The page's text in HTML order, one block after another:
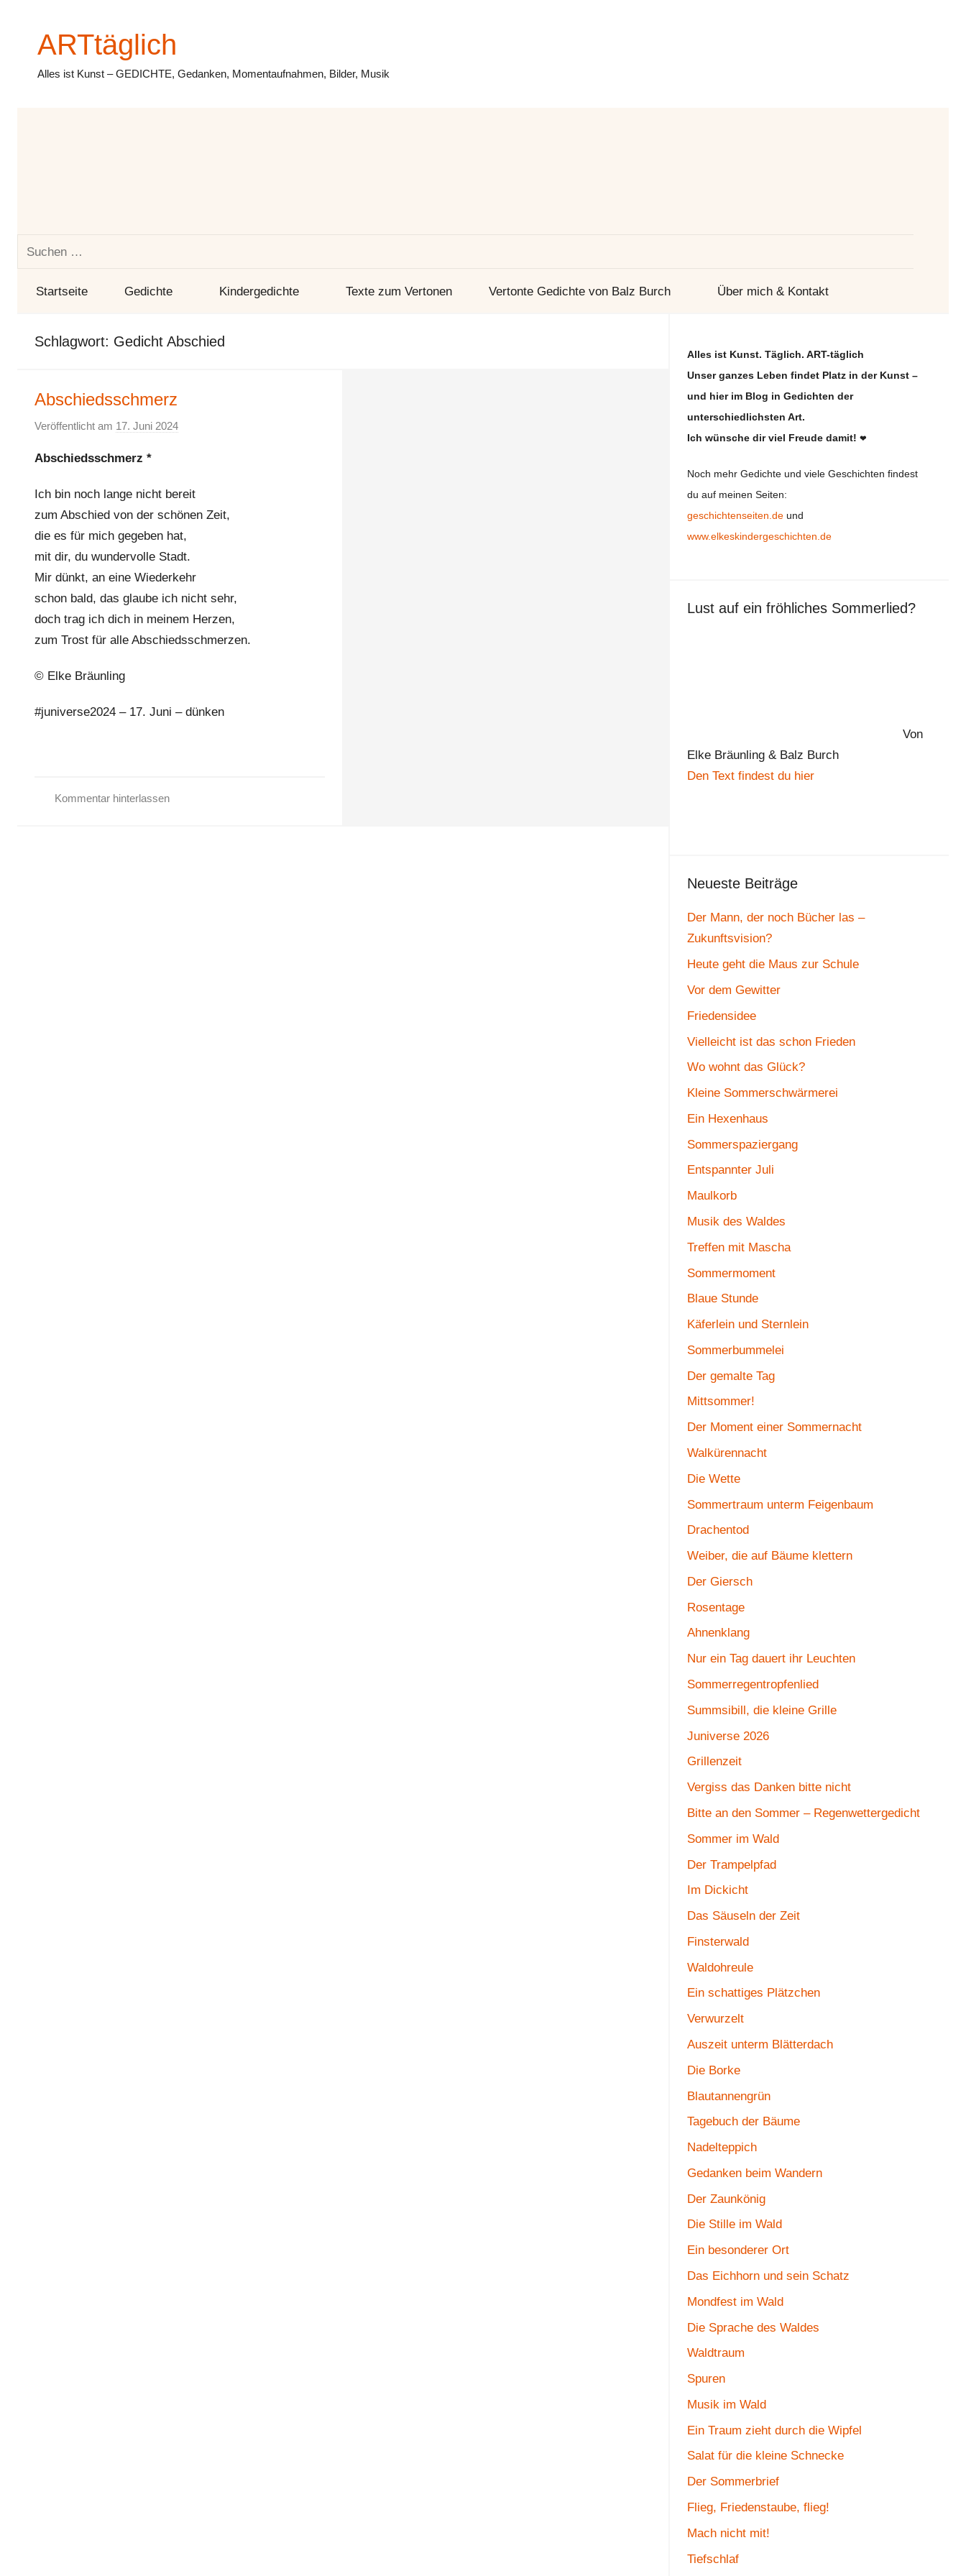
Inhalt
springen
ARTtäglich
Alles ist Kunst – GEDICHTE, Gedanken, Momentaufnahmen, Bilder, Musik
Suchen
Startseite
Gedichte Kindergedichte Texte zum Vertonen Vertonte Gedichte von Balz Burch Über mich & Kontakt
Schlagwort: Gedicht Abschied
Abschiedsschmerz
Veröffentlicht am 17. Juni 2024
l
k
e
Abschiedsschmerz *
Ich bin noch lange nicht bereit
zum Abschied von der schönen Zeit,
die es für mich gegeben hat,
mit dir, du wundervolle Stadt.
Mir dünkt, an eine Wiederkehr
schon bald, das glaube ich nicht sehr,
doch trag ich dich in meinem Herzen,
zum Trost für alle Abschiedsschmerzen.
© Elke Bräunling
#juniverse2024 – 17. Juni – dünken
Kommentar hinterlassen
Alles ist Kunst. Täglich. ART-täglich
Unser ganzes Leben findet Platz in der Kunst –
und hier im Blog in Gedichten der
unterschiedlichsten Art.
Ich wünsche dir viel Freude damit! ❤
Noch mehr Gedichte und viele Geschichten findest
du auf meinen Seiten:
geschichtenseiten.deund
www.elkeskindergeschichten.de
Lust auf ein fröhliches Sommerlied?
Von
Elke Bräunling & Balz Burch
Den Text findest du hier
Neueste Beiträge
Der Mann, der noch Bücher las –
Zukunftsvision?
Heute geht die Maus zur Schule
Vor dem Gewitter
Friedensidee
Vielleicht ist das schon Frieden
Wo wohnt das Glück?
Kleine Sommerschwärmerei
Ein Hexenhaus
Sommerspaziergang
Entspannter Juli
Maulkorb
Musik des Waldes
Treffen mit Mascha
Sommermoment
Blaue Stunde
Käferlein und Sternlein
Sommerbummelei
Der gemalte Tag
Mittsommer!
Der Moment einer Sommernacht
Walkürennacht
Die Wette
Sommertraum unterm Feigenbaum
Drachentod
Weiber, die auf Bäume klettern
Der Giersch
Rosentage
Ahnenklang
Nur ein Tag dauert ihr Leuchten
Sommerregentropfenlied
Summsibill, die kleine Grille
Juniverse 2026
Grillenzeit
Vergiss das Danken bitte nicht
Bitte an den Sommer – Regenwettergedicht
Sommer im Wald
Der Trampelpfad
Im Dickicht
Das Säuseln der Zeit
Finsterwald
Waldohreule
Ein schattiges Plätzchen
Verwurzelt
Auszeit unterm Blätterdach
Die Borke
Blautannengrün
Tagebuch der Bäume
Nadelteppich
Gedanken beim Wandern
Der Zaunkönig
Die Stille im Wald
Ein besonderer Ort
Das Eichhorn und sein Schatz
Mondfest im Wald
Die Sprache des Waldes
Waldtraum
Spuren
Musik im Wald
Ein Traum zieht durch die Wipfel
Salat für die kleine Schnecke
Der Sommerbrief
Flieg, Friedenstaube, flieg!
Mach nicht mit!
Tiefschlaf